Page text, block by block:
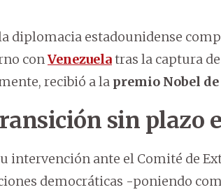
diplomacia estadounidense
conVenezuelatras la captura de
recibió a la premio Nobel de
sin plazo
intervención ante el Comité de
democráticas -poniendo